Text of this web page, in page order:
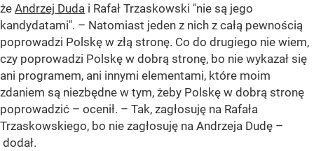
że Andrzej Duda i Rafał Trzaskowski "nie są jego
kandydatami". – Natomiast jeden z nich z całą pewnością
poprowadzi Polskę w złą stronę. Co do drugiego nie wiem,
czy poprowadzi Polskę w dobrą stronę, bo nie wykazał się
ani programem, ani innymi elementami, które moim
zdaniem są niezbędne w tym, żeby Polskę w dobrą stronę
poprowadzić – ocenił. – Tak, zagłosuję na Rafała
Trzaskowskiego, bo nie zagłosuję na Andrzeja Dudę –
dodał.